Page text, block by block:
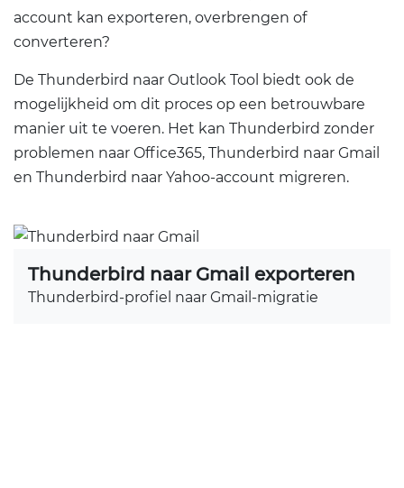
account kan exporteren, overbrengen of
converteren?
De Thunderbird naar Outlook Tool biedt ook de
mogelijkheid om dit proces op een betrouwbare
manier uit te voeren. Het kan Thunderbird zonder
problemen naar Office365, Thunderbird naar Gmail
en Thunderbird naar Yahoo-account migreren.
Thunderbird naar Gmail exporteren
Thunderbird-profiel naar Gmail-migratie